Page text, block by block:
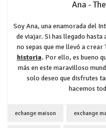
Ana -
Soy Ana, una enamorada del
de viajar. Si has llegado hasta
no sepas que me llevó a crear
historia. Por ello, es bueno
más en este maravilloso
solo deseo que disfrutes
hacemos
echange maison exchange